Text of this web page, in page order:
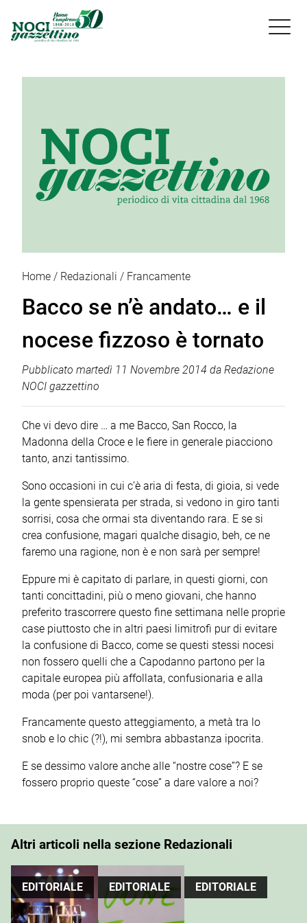

Home Redazionali Francamente
Bacco se n’è andato… e il
nocese fizzoso è tornato
Pubblicato martedì 11 Novembre 2014 da Redazione
NOCI gazzettino
Che vi devo dire … a me Bacco, San Rocco, la
Madonna della Croce e le fiere in generale piacciono
tanto, anzi tantissimo.
Sono occasioni in cui c’è aria di festa, di gioia, si vede
la gente spensierata per strada, si vedono in giro tanti
sorrisi, cosa che ormai sta diventando rara. E se si
crea confusione, magari qualche disagio, beh, ce ne
faremo una ragione, non è e non sarà per sempre!
Eppure mi è capitato di parlare, in questi giorni, con
tanti concittadini, più o meno giovani, che hanno
preferito trascorrere questo fine settimana nelle proprie
case piuttosto che in altri paesi limitrofi pur di evitare
la confusione di Bacco, come se questi stessi nocesi
non fossero quelli che a Capodanno partono per la
capitale europea più affollata, confusionaria e alla
moda (per poi vantarsene!).
Francamente questo atteggiamento, a metà tra lo
snob e lo chic (?!), mi sembra abbastanza ipocrita.
E se dessimo valore anche alle “nostre cose”? E se
fossero proprio queste “cose” a dare valore a noi?
Altri articoli nella sezione Redazionali
EDITORIALE EDITORIALE EDITORIALE